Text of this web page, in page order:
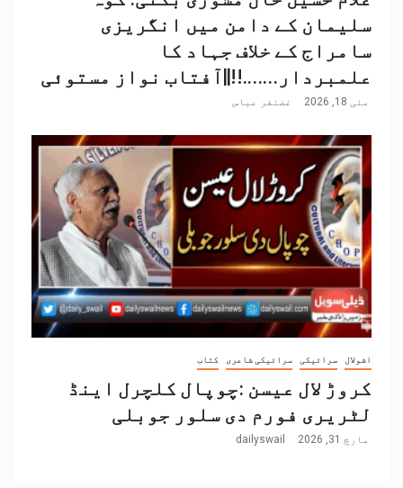
سلیمان کے دامن میں انگریزی
سامراج کے خلاف جہاد کا
علمبردار…….!!||آفتاب نواز مستوئی
مئی 18, 2026 غضنفر عباس
اشولال سرائیکی سرائیکی شاعری کتاب
کروڑ لال عیسن :چوپال کلچرل اینڈ
لٹریری فورم دی سلور جوبلی
مارچ 31, 2026 dailyswail